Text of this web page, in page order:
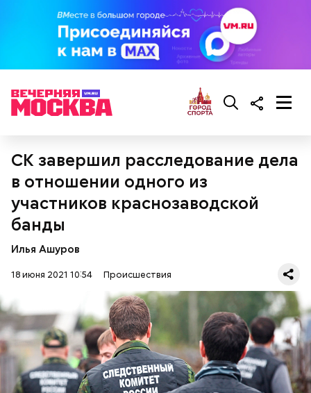
СК завершил расследование дела
в отношении одного из
участников краснозаводской
банды
Илья Ашуров
18 июня 2021 10:54 Происшествия